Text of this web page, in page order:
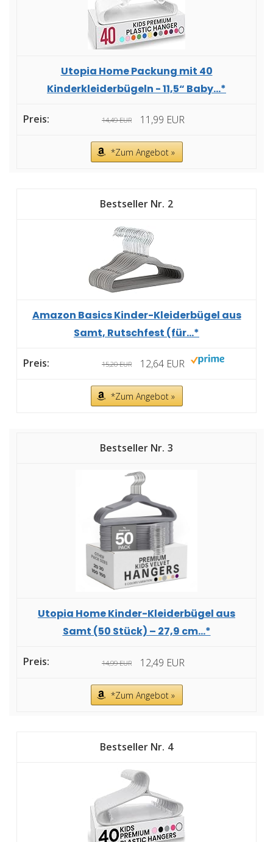
Utopia Home Packung mit 40
Kinderkleiderbügeln - 11,5“ Baby...*
14,49 EUR 11,99 EUR
*Zum Angebot »
2
Amazon Basics Kinder-Kleiderbügel aus
Samt, Rutschfest (für...*
15,20 EUR 12,64 EUR
*Zum Angebot »
3
Utopia Home Kinder-Kleiderbügel aus
Samt (50 Stück) – 27,9 cm...*
14,99 EUR 12,49 EUR
*Zum Angebot »
4